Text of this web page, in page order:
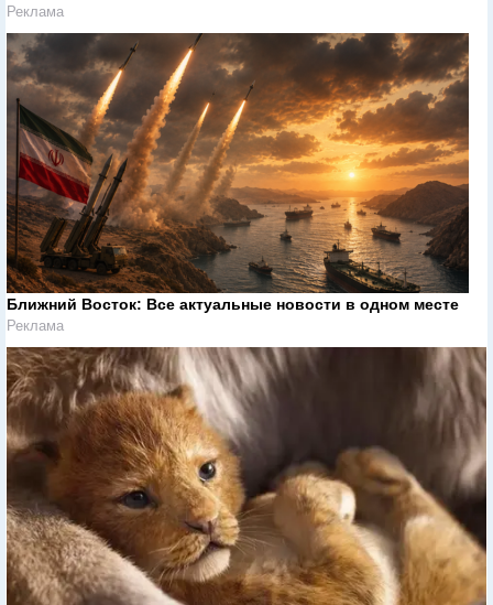
Реклама
Ближний Восток: Все актуальные новости в одном месте
Реклама